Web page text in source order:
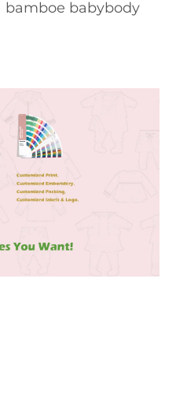
bamboe babybody